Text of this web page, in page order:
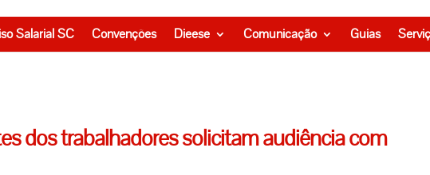
Salarial SC Convenções Dieese Comunicação Guias
dos trabalhadores solicitam audiência com